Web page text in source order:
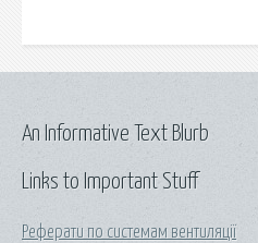
Links to Important Stuff
Реферати по системам вентиляції
An Informative Text Blurb